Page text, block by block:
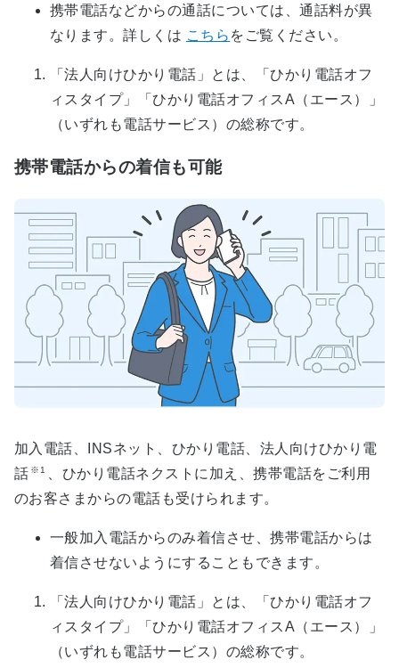
携帯電話などからの通話については、通話料が異
なります。詳しくは こちら をご覧ください。
「法人向けひかり電話」とは、「ひかり電話オフ
ィスタイプ」「ひかり電話オフィスA（エース）」
（いずれも電話サービス）の総称です。
携帯電話からの着信も可能
加入電話、INSネット、ひかり電話、法人向けひかり電
話 ※1
、ひかり電話ネクストに加え、携帯電話をご利用
のお客さまからの電話も受けられます。
一般加入電話からのみ着信させ、携帯電話からは
着信させないようにすることもできます。
「法人向けひかり電話」とは、「ひかり電話オフ
ィスタイプ」「ひかり電話オフィスA（エース）」
（いずれも電話サービス）の総称です。